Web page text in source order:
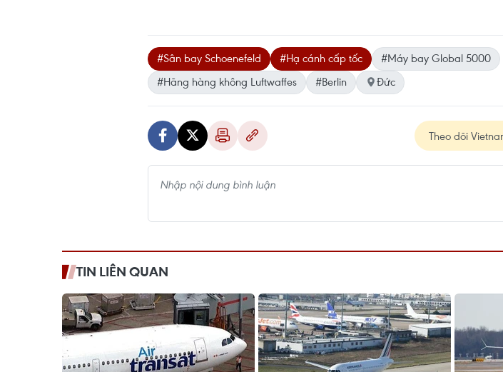
#Sân bay Schoenefeld #Hạ cánh cấp tốc
#Máy bay Global 5000
#Hãng hàng không Luftwaffes
#Berlin Đức
Theo dõi
TIN LIÊN QUAN